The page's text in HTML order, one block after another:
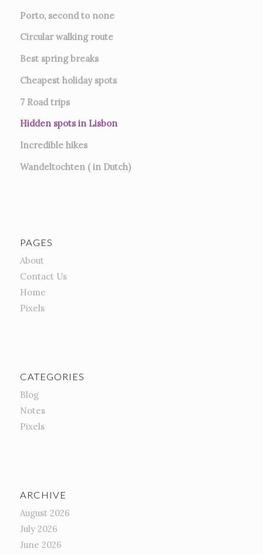
Porto, second to none
Circular walking route
Best spring breaks
Cheapest holiday spots
7 Road trips
Hidden spots in Lisbon
Incredible hikes
Wandeltochten ( in Dutch)
PAGES
About
Contact Us
Home
Pixels
CATEGORIES
Blog
Notes
Pixels
ARCHIVE
August 2026
July 2026
June 2026